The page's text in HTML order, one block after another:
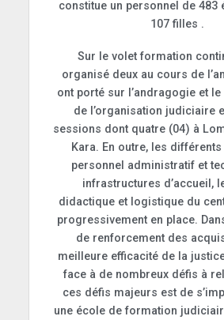
constitue un personnel de 483
107 filles .
Sur le volet formation
organisé deux au cours de
ont porté sur l’andragogie et
de l’organisation judiciaire
sessions dont quatre (04) à
Kara. En outre, les
personnel administratif et
infrastructures d’accueil,
didactique et logistique du
progressivement en place.
de renforcement des
meilleure efficacité de la
face à de nombreux défis à
ces défis majeurs est de
une école de formation